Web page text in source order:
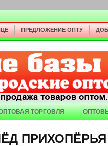
ПРЕДЛОЖЕНИЕ ОПТУ
ТОРГОВЛЯ
ПРИХОПЁРЬЯ